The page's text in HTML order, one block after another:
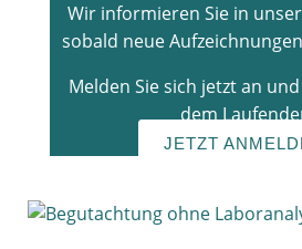
Wir informieren Sie in
sobald neue
Melden Sie sich jetzt an
dem
JETZT